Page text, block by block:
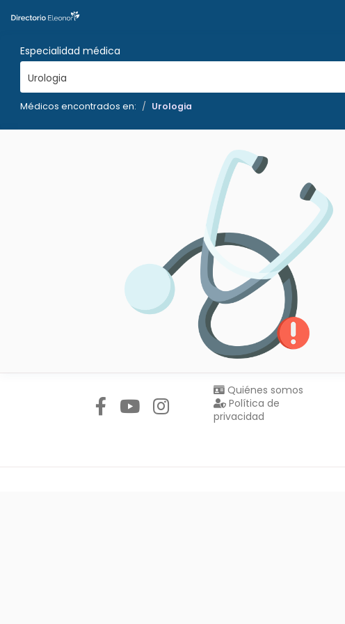
Especialidad médica
Urologia
Médicos encontrados en: Urologia
Quiénes somos
Política de
privacidad